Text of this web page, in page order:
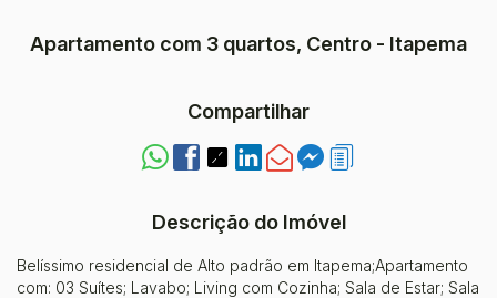
Apartamento com 3 quartos, Centro - Itapema
Compartilhar
Descrição do Imóvel
Belíssimo residencial de Alto padrão em Itapema;Apartamento
com: 03 Suítes; Lavabo; Living com Cozinha; Sala de Estar; Sala